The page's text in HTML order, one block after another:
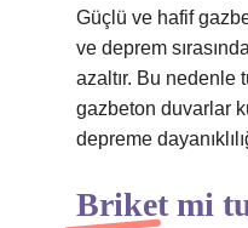
Güçlü ve hafif
ve deprem
azaltır. Bu nedenle
gazbeton duvarlar
depreme
Briket mi